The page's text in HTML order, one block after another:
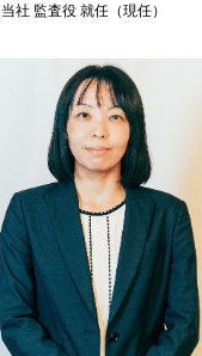
当社 監査役 就任（現任）